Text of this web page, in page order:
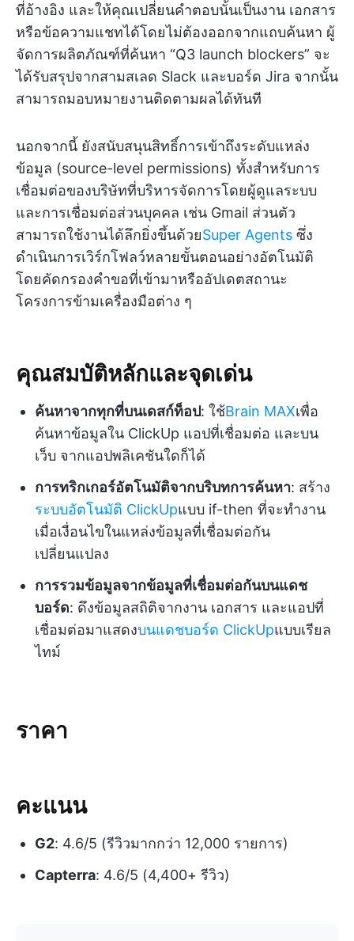
ที่อ้างอิง และให้คุณเปลี่ยนคำตอบนั้นเป็นงาน เอกสาร
หรือข้อความแชทได้โดยไม่ต้องออกจากแถบค้นหา ผู้
จัดการผลิตภัณฑ์ที่ค้นหา “Q3 launch blockers” จะ
ได้รับสรุปจากสามสเลด Slack และบอร์ด Jira จากนั้น
สามารถมอบหมายงานติดตามผลได้ทันที
นอกจากนี้ ยังสนับสนุนสิทธิ์การเข้าถึงระดับแหล่ง
ข้อมูล (source-level permissions) ทั้งสำหรับการ
เชื่อมต่อของบริษัทที่บริหารจัดการโดยผู้ดูแลระบบ
และการเชื่อมต่อส่วนบุคคล เช่น Gmail ส่วนตัว
สามารถใช้งานได้ลึกยิ่งขึ้นด้วยSuper Agents ซึ่ง
ดำเนินการเวิร์กโฟลว์หลายขั้นตอนอย่างอัตโนมัติ
โดยคัดกรองคำขอที่เข้ามาหรืออัปเดตสถานะ
โครงการข้ามเครื่องมือต่าง ๆ
คุณสมบัติหลักและจุดเด่น
ค้นหาจากทุกที่บนเดสก์ท็อป: ใช้Brain MAXเพื่อ
ค้นหาข้อมูลใน ClickUp แอปที่เชื่อมต่อ และบน
เว็บ จากแอปพลิเคชันใดก็ได้
การทริกเกอร์อัตโนมัติจากบริบทการค้นหา: สร้าง
ระบบอัตโนมัติ ClickUpแบบ if-then ที่จะทำงาน
เมื่อเงื่อนไขในแหล่งข้อมูลที่เชื่อมต่อกัน
เปลี่ยนแปลง
การรวมข้อมูลจากข้อมูลที่เชื่อมต่อกันบนแดช
บอร์ด: ดึงข้อมูลสถิติจากงาน เอกสาร และแอปที่
เชื่อมต่อมาแสดงบนแดชบอร์ด ClickUpแบบเรียล
ไทม์
ราคา
คะแนน
G2: 4.6/5 (รีวิวมากกว่า 12,000 รายการ)
Capterra: 4.6/5 (4,400+ รีวิว)